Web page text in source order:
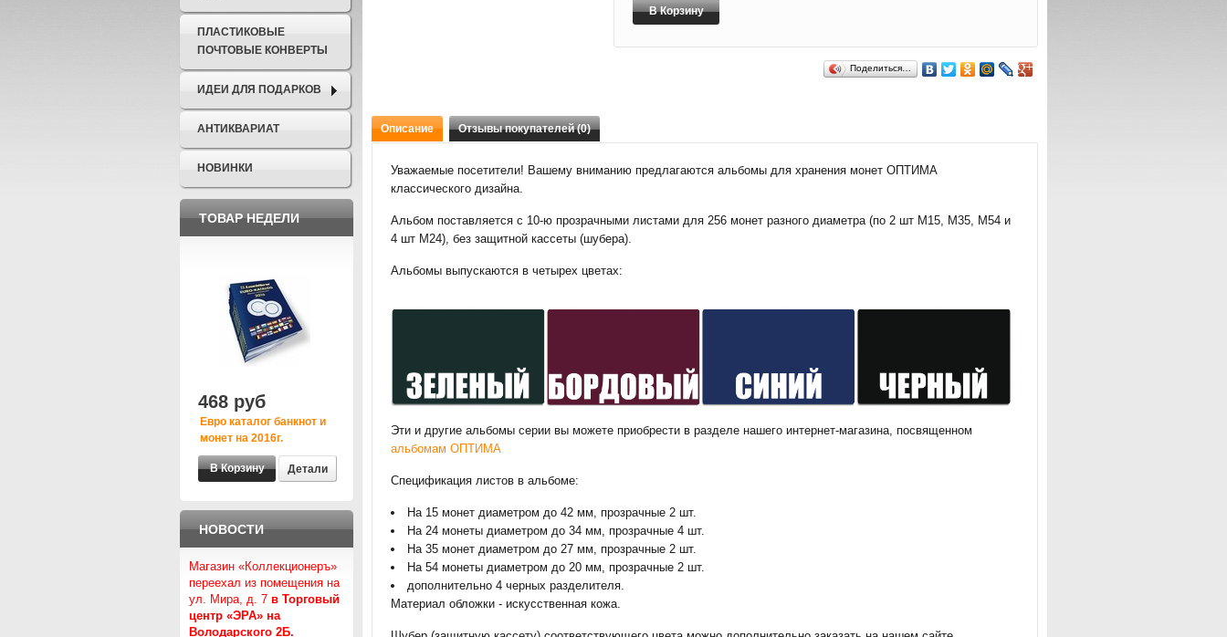
ПЛАСТИКОВЫЕ
ПОЧТОВЫЕ КОНВЕРТЫ
ИДЕИ ДЛЯ ПОДАРКОВ
АНТИКВАРИАТ
НОВИНКИ
ТОВАР НЕДЕЛИ
468 руб
Евро каталог банкнот и
монет на 2016г.
Детали
НОВОСТИ
Магазин «Коллекционеръ»
переехал из помещения на
ул. Мира, д. 7 в Торговый
центр «ЭРА» на
Володарского 2Б.
Поделиться…
Описание Отзывы покупателей (0)
Уважаемые посетители! Вашему вниманию предлагаются альбомы для хранения монет ОПТИМА
классического дизайна.
Альбом поставляется с 10-ю прозрачными листами для 256 монет разного диаметра (по 2 шт M15, M35, M54 и
4 шт M24), без защитной кассеты (шубера).
Альбомы выпускаются в четырех цветах:
Эти и другие альбомы серии вы можете приобрести в разделе нашего интернет-магазина, посвященном
альбомам ОПТИМА
Спецификация листов в альбоме:
На 15 монет диаметром до 42 мм, прозрачные 2 шт.
На 24 монеты диаметром до 34 мм, прозрачные 4 шт.
На 35 монет диаметром до 27 мм, прозрачные 2 шт.
На 54 монеты диаметром до 20 мм, прозрачные 2 шт.
дополнительно 4 черных разделителя.
Материал обложки - искусственная кожа.